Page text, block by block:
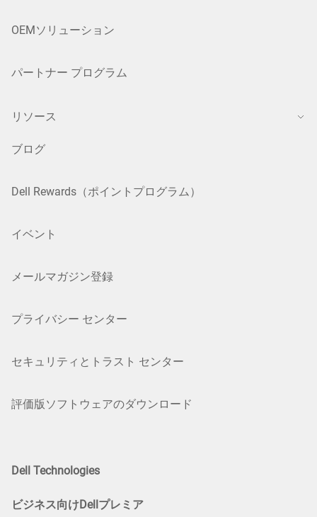
OEMソリューション
パートナー プログラム
リソース
ブログ
Dell Rewards（ポイントプログラム）
イベント
メールマガジン登録
プライバシー センター
セキュリティとトラスト センター
評価版ソフトウェアのダウンロード
Dell Technologies
ビジネス向けDellプレミア